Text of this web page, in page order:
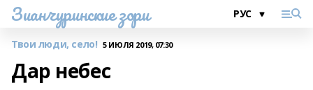
Зианчуринские зори
Твои люди, село! 5 ИЮЛЯ 2019, 07:30
Дар небес